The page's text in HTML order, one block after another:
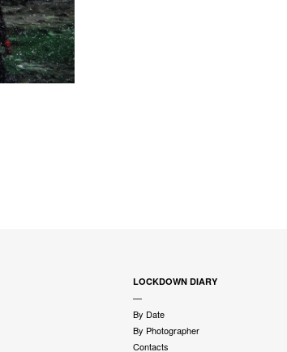
LOCKDOWN DIARY
—
By Date
By Photographer
Contacts